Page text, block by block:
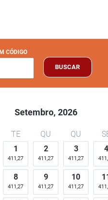
CÓDIGO
BUSCAR
Setembro, 2026
TE QU QU
1
411,27
2
411,27
3
411,27
4
8
411,27
9
411,27
10
411,27